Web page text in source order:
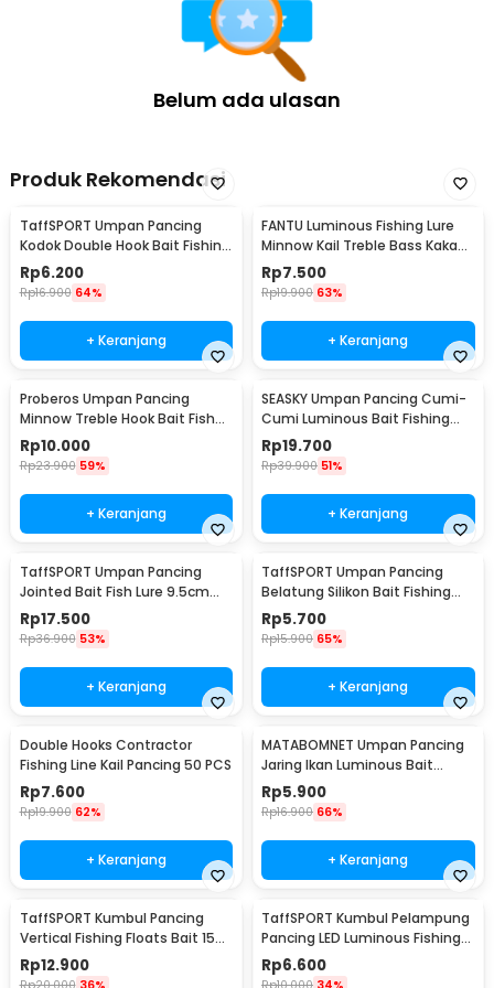
Belum ada ulasan
Produk Rekomendasi
TaffSPORT Umpan Pancing
Kodok Double Hook Bait Fishing
Lure 6cm - UMK01
Rp6.200
Rp16.900 64%
+ Keranjang
FANTU Luminous Fishing Lure
Minnow Kail Treble Bass Kakap
8.5cm 8g - LB
Rp7.500
Rp19.900 63%
+ Keranjang
Proberos Umpan Pancing
Minnow Treble Hook Bait Fish
Lure 11cm 1 PCS - PB333
Rp10.000
Rp23.900 59%
+ Keranjang
SEASKY Umpan Pancing Cumi-
Cumi Luminous Bait Fishing
Lure 10cm 10 PCS
Rp19.700
Rp39.900 51%
+ Keranjang
TaffSPORT Umpan Pancing
Jointed Bait Fish Lure 9.5cm
20g 1 PCS - VSJ06-4
Rp17.500
Rp36.900 53%
+ Keranjang
TaffSPORT Umpan Pancing
Belatung Silikon Bait Fishing
Lure 2cm 50 PCS - WD-160
Rp5.700
Rp15.900 65%
+ Keranjang
Double Hooks Contractor
Fishing Line Kail Pancing 50 PCS
Rp7.600
Rp19.900 62%
+ Keranjang
MATABOMNET Umpan Pancing
Jaring Ikan Luminous Bait
Fishing Lure 95 cm - 10118
Rp5.900
Rp16.900 66%
+ Keranjang
TaffSPORT Kumbul Pancing
Vertical Fishing Floats Bait 15
PCS - P0015
Rp12.900
TaffSPORT Kumbul Pelampung
Pancing LED Luminous Fishing
Float 2 PCS - NT-02
Rp6.600